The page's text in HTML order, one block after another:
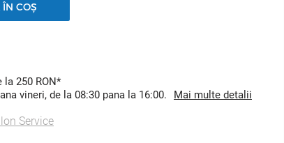
COȘ
250 RON*
vineri, de la 08:30 pana la 16:00.
Mai multe detalii
Service